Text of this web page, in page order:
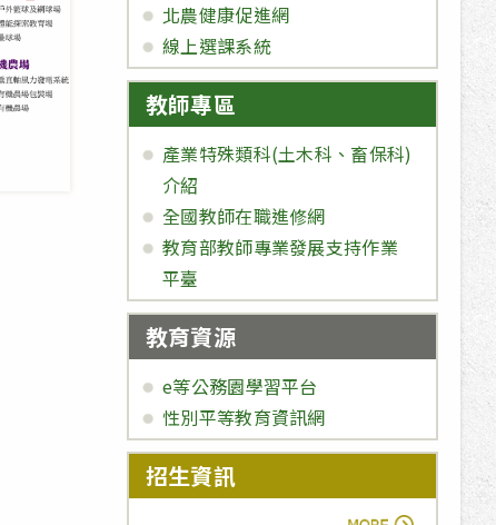
北農健康促進網
線上選課系統
教師專區
產業特殊類科(土木科、畜保科)
介紹
全國教師在職進修網
教育部教師專業發展支持作業
平臺
教育資源
e等公務園學習平台
性別平等教育資訊網
招生資訊